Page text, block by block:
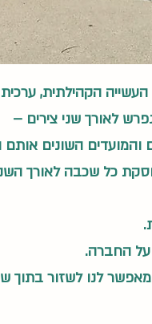
הקהילתית,
לאורך שני צירים –
והמועדים השונים אותם
כל שכבה לאורך
החברה.
מאפשר לנו לשזור